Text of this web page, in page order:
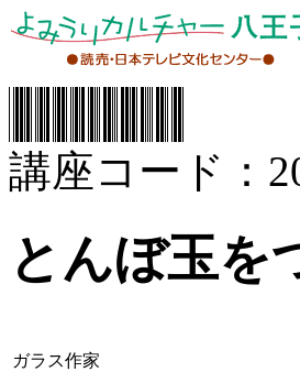
講座コード：
とんぼ玉を
ガラス作家